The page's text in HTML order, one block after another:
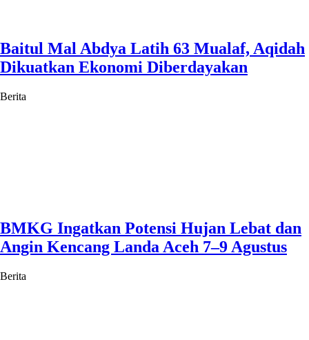
Baitul Mal Abdya Latih 63 Mualaf, Aqidah
Dikuatkan Ekonomi Diberdayakan
Berita
BMKG Ingatkan Potensi Hujan Lebat dan
Angin Kencang Landa Aceh 7–9 Agustus
Berita